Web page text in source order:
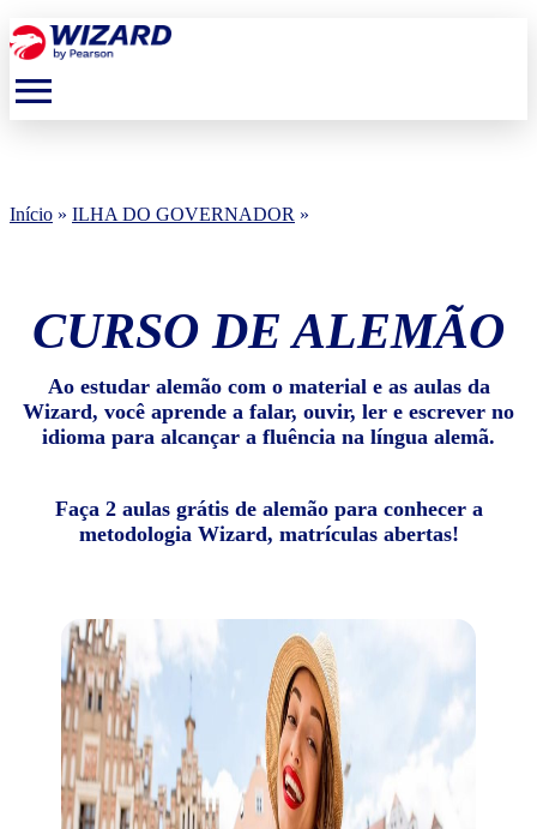
menu
Início » ILHA DO GOVERNADOR »
CURSO DE ALEMÃO
Ao estudar alemão com o material e as aulas da
Wizard, você aprende a falar, ouvir, ler e escrever no
idioma para alcançar a fluência na língua alemã.
Faça 2 aulas grátis de alemão para conhecer a
metodologia Wizard, matrículas abertas!